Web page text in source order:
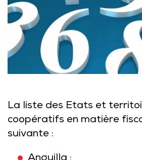
La liste des Etats et
coopératifs en matière
suivante :